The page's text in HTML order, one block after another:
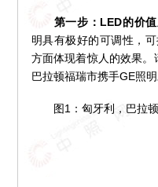
第一步：LED的价值
明具有极好的可调性，
方面体现着惊人的效果
巴拉顿福瑞市携手GE照
图1：匈牙利，巴拉顿